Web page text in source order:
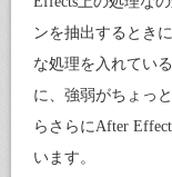
ンを抽出するとき
な処理を入れてい
に、強弱がちょっ
らさらにAfter
います。